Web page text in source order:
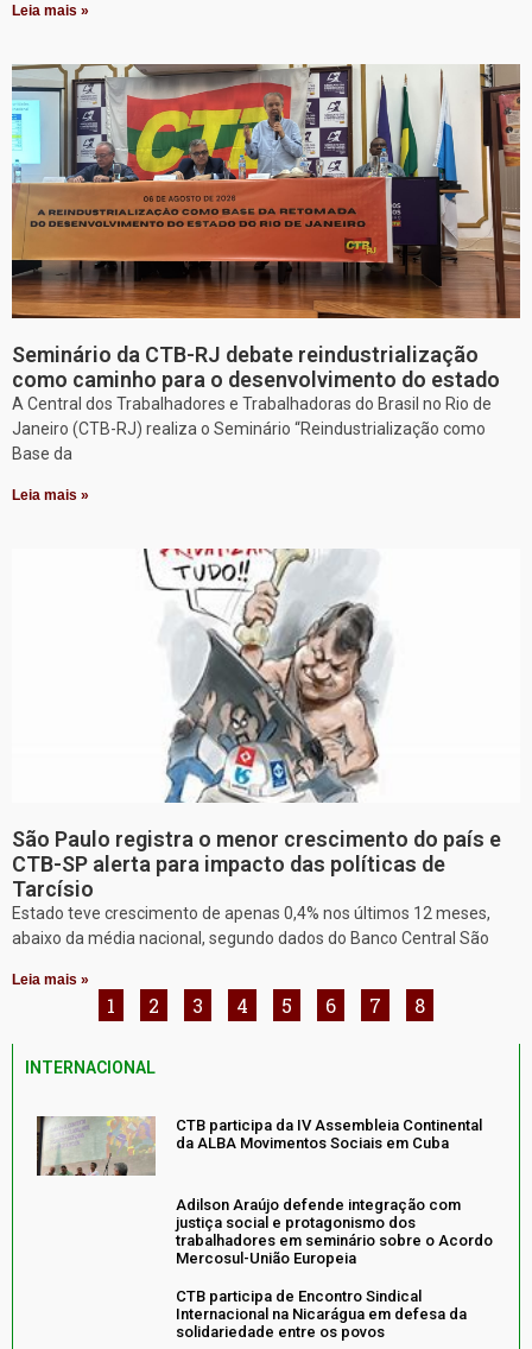
Leia mais »
Seminário da CTB-RJ debate reindustrialização
como caminho para o desenvolvimento do estado
A Central dos Trabalhadores e Trabalhadoras do Brasil no Rio de
Janeiro (CTB-RJ) realiza o Seminário “Reindustrialização como
Base da
Leia mais »
São Paulo registra o menor crescimento do país e
CTB-SP alerta para impacto das políticas de
Tarcísio
Estado teve crescimento de apenas 0,4% nos últimos 12 meses,
abaixo da média nacional, segundo dados do Banco Central São
Leia mais »
1 2 3 4 5 6 7 8
INTERNACIONAL
CTB participa da IV Assembleia Continental
da ALBA Movimentos Sociais em Cuba
Adilson Araújo defende integração com
justiça social e protagonismo dos
trabalhadores em seminário sobre o Acordo
Mercosul-União Europeia
CTB participa de Encontro Sindical
Internacional na Nicarágua em defesa da
solidariedade entre os povos